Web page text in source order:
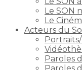
Le SON
Le
Acteurs du
Paroles